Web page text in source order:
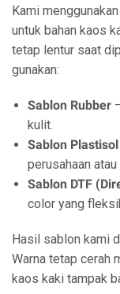
Kami
untuk bahan kaos
tetap lentur saat
gunakan:
Sablon Rubber
kulit.
Sablon Plastisol
perusahaan
Sablon DTF
color yang
Hasil sablon kami
Warna tetap cerah
kaos kaki tampak